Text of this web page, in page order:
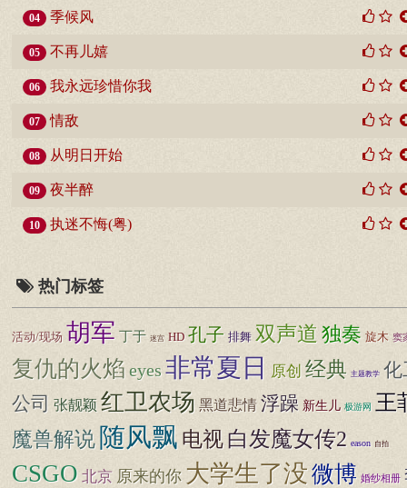
04 季候风
05 不再儿嬉
06 我永远珍惜你我
07 情敌
08 从明日开始
09 夜半醉
10 执迷不悔(粤)
热门标签
活动/现场 胡军 丁于 迷宫 HD 孔子 排舞 双声道 独奏 旋木 窦
复仇的火焰eyes非常夏日 原创 经典 主题教学 化
公司 张靓颖 红卫农场 黑道悲情 浮躁 新生儿 极游网 王
魔兽解说 随风飘 电视 白发魔女传2 eason 自拍
CSGO 北京 原来的你 大学生了没微博 婚纱相册